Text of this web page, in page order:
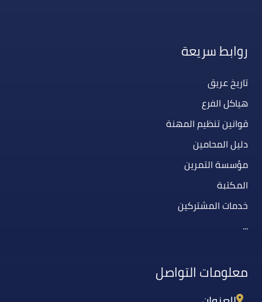
روابط سريعة
تاريخ عريق
هياكل الفرع
قوانين تنظيم المهنة
دليل المحامين
مؤسسة التمرين
المكتبة
خدمات المشتركين
...
معلومات التواصل